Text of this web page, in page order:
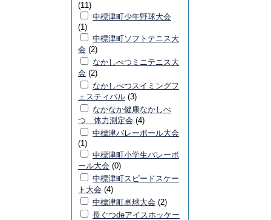
(11)
中標津町少年野球大会
(1)
中標津町ソフトテニス大
会 (2)
なかしべつミニテニス大
会 (2)
なかしべつスイミングフ
ェスティバル (3)
なかなか健康なかしべ
つ 体力測定会 (4)
中標津バレーボール大会
(1)
中標津町小学生バレーボ
ール大会 (0)
中標津町スピードスケー
ト大会 (4)
中標津町卓球大会 (2)
長ぐつdeアイスホッケー